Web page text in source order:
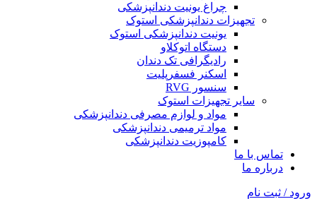
چراغ یونیت دندانپزشکی
تجهیزات دندانپزشکی استوک
یونیت دندانپزشکی استوک
دستگاه اتوکلاو
رادیگرافی تک دندان
اسکنر فسفرپلیت
سنسور RVG
سایر تجهیزات استوک
مواد و لوازم مصرفی دندانپزشکی
مواد ترمیمی دندانپزشکی
کامپوزیت دندانپزشکی
تماس با ما
درباره ما
ورود / ثبت نام